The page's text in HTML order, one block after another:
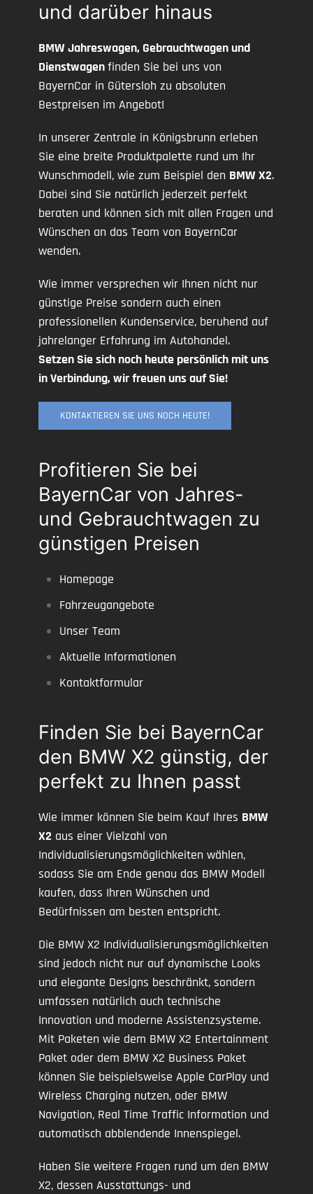
und darüber hinaus
BMW Jahreswagen, Gebrauchtwagen und
Dienstwagenfinden Sie bei uns von
BayernCar in Gütersloh zu absoluten
Bestpreisen im Angebot!
In unserer Zentrale in Königsbrunn erleben
Sie eine breite Produktpalette rund um Ihr
Wunschmodell, wie zum Beispiel den BMW X2.
Dabei sind Sie natürlich jederzeit perfekt
beraten und können sich mit allen Fragen und
Wünschen an das Team von BayernCar
wenden.
Wie immer versprechen wir Ihnen nicht nur
günstige Preise sondern auch einen
professionellen Kundenservice, beruhend auf
jahrelanger Erfahrung im Autohandel.
Setzen Sie sich noch heute persönlich mit uns
in Verbindung, wir freuen uns auf Sie!
KONTAKTIEREN SIE UNS NOCH HEUTE!
Profitieren Sie bei
BayernCar von Jahres-
und Gebrauchtwagen zu
günstigen Preisen
Homepage
Fahrzeugangebote
Unser Team
Aktuelle Informationen
Kontaktformular
Finden Sie bei BayernCar
den BMW X2 günstig, der
perfekt zu Ihnen passt
Wie immer können Sie beim Kauf Ihres BMW
X2 aus einer Vielzahl von
Individualisierungsmöglichkeiten wählen,
sodass Sie am Ende genau das BMW Modell
kaufen, dass Ihren Wünschen und
Bedürfnissen am besten entspricht.
Die BMW X2 Individualisierungsmöglichkeiten
sind jedoch nicht nur auf dynamische Looks
und elegante Designs beschränkt, sondern
umfassen natürlich auch technische
Innovation und moderne Assistenzsysteme.
Mit Paketen wie dem BMW X2 Entertainment
Paket oder dem BMW X2 Business Paket
können Sie beispielsweise Apple CarPlay und
Wireless Charging nutzen, oder BMW
Navigation, Real Time Traffic Information und
automatisch abblendende Innenspiegel.
Haben Sie weitere Fragen rund um den BMW
X2, dessen Ausstattungs- und